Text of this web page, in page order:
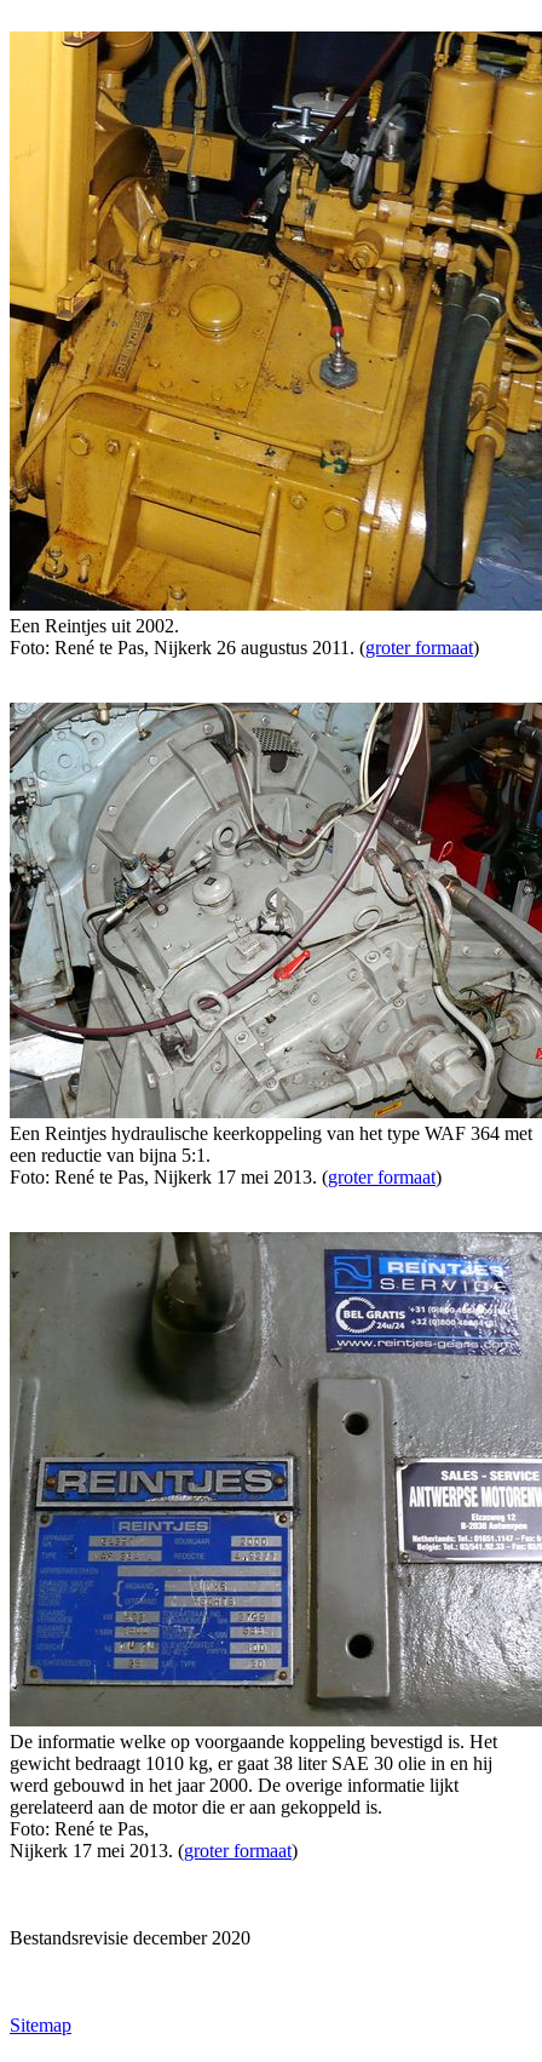
Een Reintjes uit 2002.
Foto: René te Pas, Nijkerk 26 augustus 2011. (groter formaat)
Een Reintjes hydraulische keerkoppeling van het type WAF 364 met
een reductie van bijna 5:1.
Foto: René te Pas, Nijkerk 17 mei 2013. (groter formaat)
De informatie welke op voorgaande koppeling bevestigd is. Het
gewicht bedraagt 1010 kg, er gaat 38 liter SAE 30 olie in en hij
werd gebouwd in het jaar 2000. De overige informatie lijkt
gerelateerd aan de motor die er aan gekoppeld is.
Foto: René te Pas,
Nijkerk 17 mei 2013. (groter formaat)
Bestandsrevisie december 2020
Sitemap